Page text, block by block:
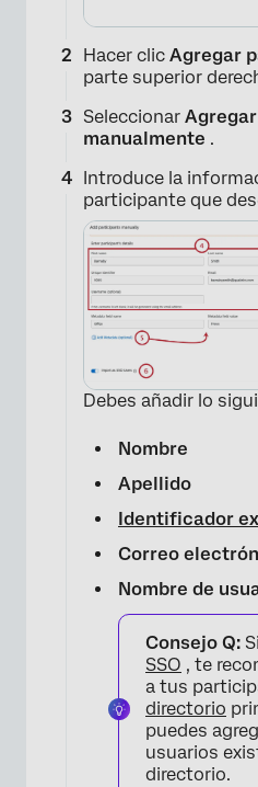
Hacer clic Agregar
parte superior
Seleccionar
manualmente .
Introduce la
participante que
Debes añadir lo
Nombre
Apellido
Identificador
Correo
Nombre de
Consejo Q:
SSO , te
a tus
directorio
puedes
usuarios
directorio.